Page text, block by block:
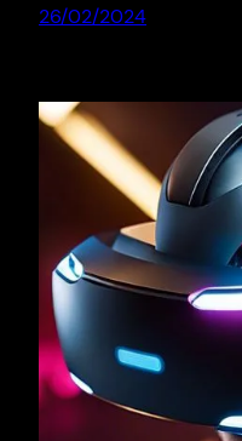
26/02/2024